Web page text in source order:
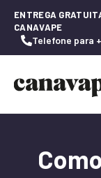
ENTREGA
CANAVAPE
Telefone para